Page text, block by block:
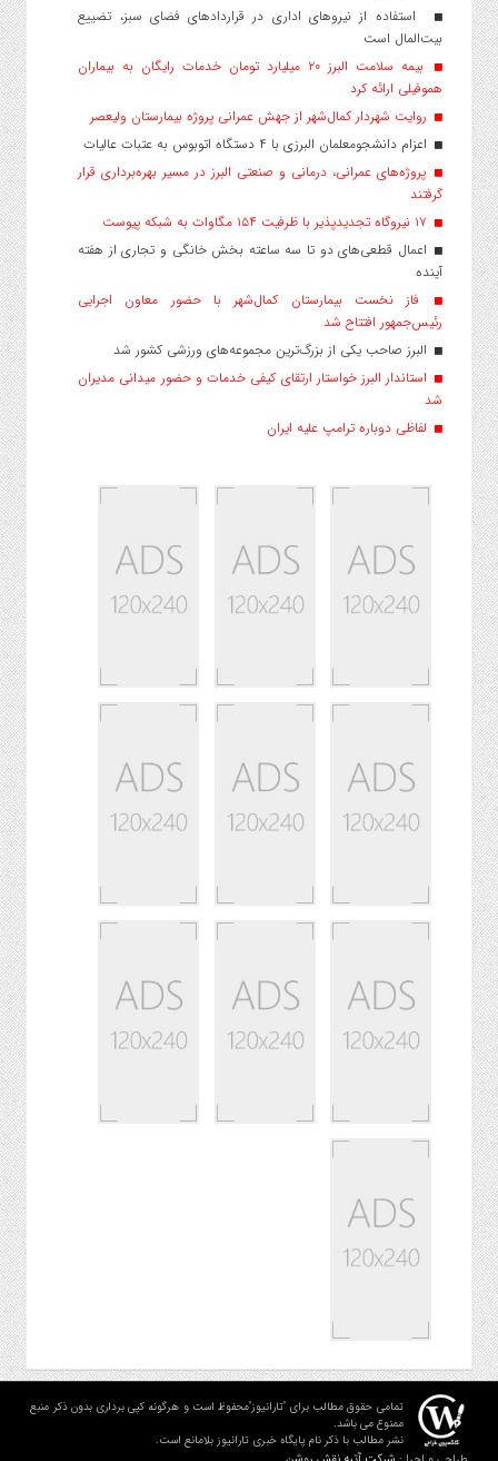
استفاده از نیروهای اداری در قراردادهای فضای سبز، تضییع
بیت‌المال است
بیمه سلامت البرز ۲۰ میلیارد تومان خدمات رایگان به بیماران
هموفیلی ارائه کرد
روایت شهردار کمال‌شهر از جهش عمرانی پروژه بیمارستان ولیعصر
اعزام دانشجو‌معلمان البرزی با ۴ دستگاه اتوبوس به عتبات عالیات
پروژه‌های عمرانی، درمانی و صنعتی البرز در مسیر بهره‌برداری قرار
گرفتند
اعمال قطعی‌های دو تا سه ساعته بخش خانگی و تجاری از هفته
آینده
فاز نخست بیمارستان کمال‌شهر با حضور معاون اجرایی
رئیس‌جمهور افتتاح شد
البرز صاحب یکی از بزرگ‌ترین مجموعه‌های ورزشی کشور شد
استاندار البرز خواستار ارتقای کیفی خدمات و حضور میدانی مدیران
شد
لفاظی دوباره ترامپ علیه ایران
تمامی حقوق مطالب برای "تارانیوز"محفوظ است و هرگونه کپی برداری بدون ذکر منبع
ممنوع می باشد.
نشر مطالب با ذکر نام پایگاه خبری تارانیوز بلامانع است.